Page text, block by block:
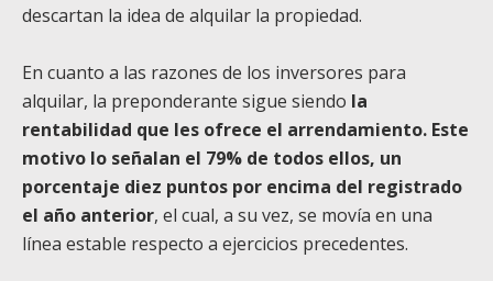
descartan la idea de alquilar la propiedad.
En cuanto a las razones de los inversores para
alquilar, la preponderante sigue siendo la
rentabilidad que les ofrece el arrendamiento. Este
motivo lo señalan el 79% de todos ellos, un
porcentaje diez puntos por encima del registrado
el año anterior, el cual, a su vez, se movía en una
línea estable respecto a ejercicios precedentes.